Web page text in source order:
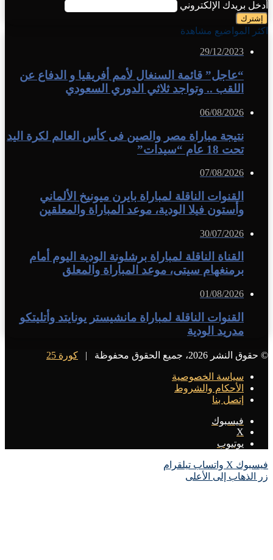
أدخل بريدك الإلكتروني
اكثر المواضيع مشاهدة
29/12/2023
“عاجل” قائمة السنغال لأمم أفريقيا و الدفاع عن
اللقب .. وتواجد ثلاثي الدوري السعودي
06/08/2026
نتيجة مباراة مصر والصين فى كأس العالم لكرة اليد
تحت 18 عام “سيدات”
07/08/2026
القنوات الناقلة لمباراة بايرن ميونيخ الألماني
وأستون فيلا الودية، موعد المباراة والمعلقين
30/07/2026
القناة الناقلة لمباراة برشلونة الودية اليوم أمام
برمنغهام سيتى، موعد المباراة والمعلق
01/08/2026
القنوات الناقلة لمباراة مانشيستر يونايتد وأتليتكو
مدريد الودية
© حقوق النشر 2026، جميع الحقوق محفوظة | كورة 25
سياسة الخصوصية
الأحكام والشروط
إتصل بنا
فيسبوك
X
يوتيوب
فيسبوك X واتساب تيلقرام
زر الذهاب إلى الأعلى